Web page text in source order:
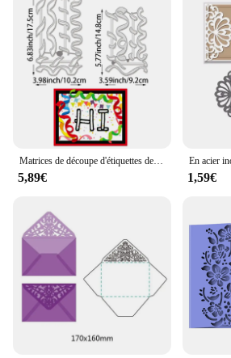
Matrices de découpe d'étiquettes de cadres, matrices de découpe d'étiquettes de cadres pour cartes, matrices de découpe d'enveloppes en métal, modèles de matrices de découpe, 2 pièces
5,89€ 1,59€